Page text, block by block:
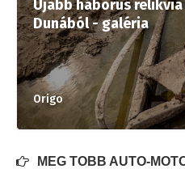
Újabb háborús
Dunából - galéria
Origo
MÉG TÖBB AUTÓ-